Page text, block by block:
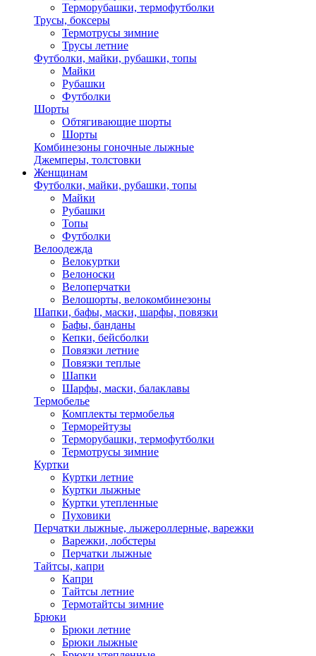
Терморубашки, термофутболки
Трусы, боксеры
Термотрусы зимние
Трусы летние
Футболки, майки, рубашки, топы
Майки
Рубашки
Футболки
Шорты
Обтягивающие шорты
Шорты
Комбинезоны гоночные лыжные
Джемперы, толстовки
Женщинам
Футболки, майки, рубашки, топы
Майки
Рубашки
Топы
Футболки
Велоодежда
Велокуртки
Велоноски
Велоперчатки
Велошорты, велокомбинезоны
Шапки, бафы, маски, шарфы, повязки
Бафы, банданы
Кепки, бейсболки
Повязки летние
Повязки теплые
Шапки
Шарфы, маски, балаклавы
Термобелье
Комплекты термобелья
Терморейтузы
Терморубашки, термофутболки
Термотрусы зимние
Куртки
Куртки летние
Куртки лыжные
Куртки утепленные
Пуховики
Перчатки лыжные, лыжероллерные, варежки
Варежки, лобстеры
Перчатки лыжные
Тайтсы, капри
Капри
Тайтсы летние
Термотайтсы зимние
Брюки
Брюки летние
Брюки лыжные